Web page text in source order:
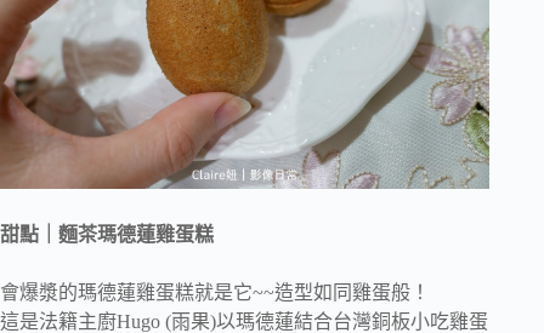
甜點｜麵茶瑪德蓮雞蛋糕
會爆漿的瑪德蓮雞蛋糕就是它~~造型如同雞蛋般！
這是法籍主廚Hugo (雨果)以瑪德蓮結合台灣銅板小吃雞蛋